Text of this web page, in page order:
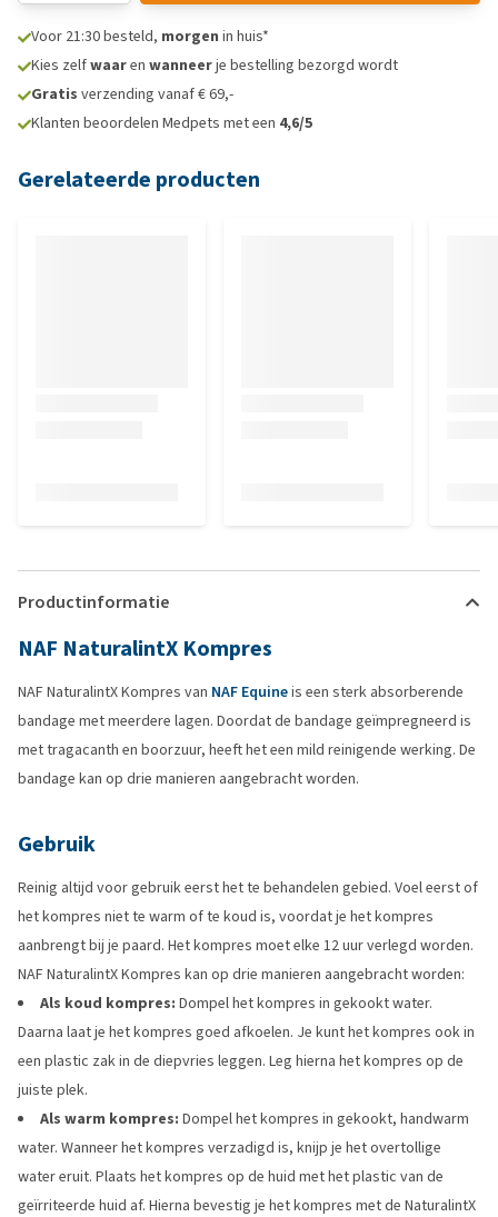
Voor 21:30 besteld, morgen in huis*
Kies zelfwaaren wanneerje bestelling bezorgd wordt
Gratis verzending vanaf € 69,-
Klanten beoordelen Medpets met een 4,6/5
Gerelateerde producten
Productinformatie
NAF NaturalintX Kompres
NAF NaturalintX Kompres van NAF Equineis een sterk absorberende
bandage met meerdere lagen. Doordat de bandage geïmpregneerd is
met tragacanth en boorzuur, heeft het een mild reinigende werking. De
bandage kan op drie manieren aangebracht worden.
Gebruik
Reinig altijd voor gebruik eerst het te behandelen gebied. Voel eerst of
het kompres niet te warm of te koud is, voordat je het kompres
aanbrengt bij je paard. Het kompres moet elke 12 uur verlegd worden.
NAF NaturalintX Kompres kan op drie manieren aangebracht worden:
Als koud kompres: Dompel het kompres in gekookt water.
Daarna laat je het kompres goed afkoelen. Je kunt het kompres ook in
een plastic zak in de diepvries leggen. Leg hierna het kompres op de
juiste plek.
Als warm kompres: Dompel het kompres in gekookt, handwarm
water. Wanneer het kompres verzadigd is, knijp je het overtollige
water eruit. Plaats het kompres op de huid met het plastic van de
geïrriteerde huid af. Hierna bevestig je het kompres met de NaturalintX